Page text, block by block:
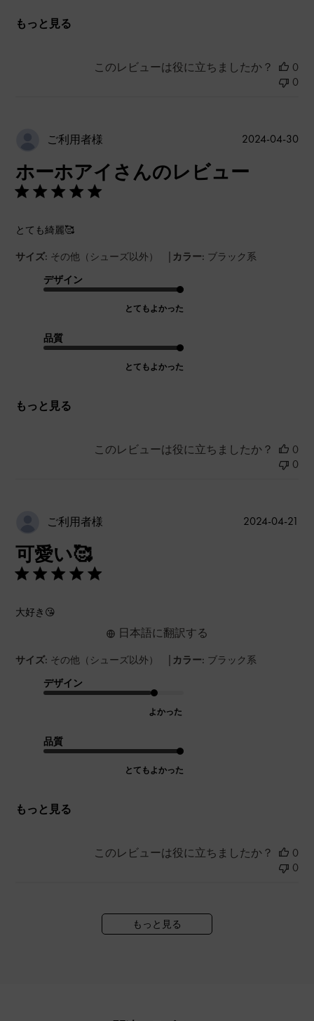
もっと見る
このレビューは役に立ちましたか？
0
0
ご利用者様
ホーホアイさんのレビュー
とても綺麗🥰
サイズ: その他（シューズ以外） | カラー: ブラック系
デザイン
とてもよかった
品質
とてもよかった
もっと見る
公
2024-04-30
このレビューは役に立ちましたか？
0
0
ご利用者様
可愛い🥰
大好き😘
サイズ: その他（シューズ以外） | カラー: ブラック系
デザイン
よかった
品質
とてもよかった
もっと見る
日本語に翻訳する
2024-04-21
このレビューは役に立ちましたか？
0
0
もっと見る